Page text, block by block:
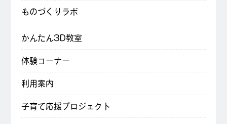
ものづくりラボ
かんたん3D教室
体験コーナー
利用案内
子育て応援プロジェクト